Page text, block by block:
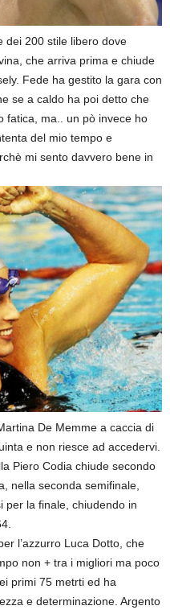
dei 200 stile libero dove
che arriva prima e chiude
Fede ha gestito la gara con
se a caldo ha poi detto che
fatica, ma.. un pò invece ho
del mio tempo e
mi sento davvero bene in
De Memme a caccia di
e non riesce ad accedervi.
Piero Codia chiude secondo
nella seconda semifinale,
per la finale, chiudendo in
l’azzurro Luca Dotto, che
non + tra i migliori ma poco
primi 75 metrti ed ha
e determinazione. Argento